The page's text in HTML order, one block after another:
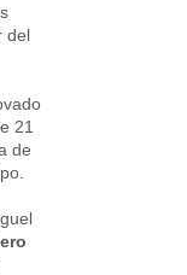
del
21
de